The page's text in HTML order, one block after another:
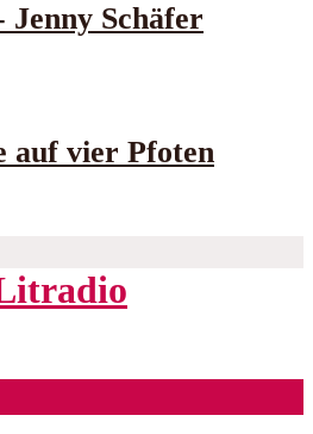
Schäfer
auf vier Pfoten